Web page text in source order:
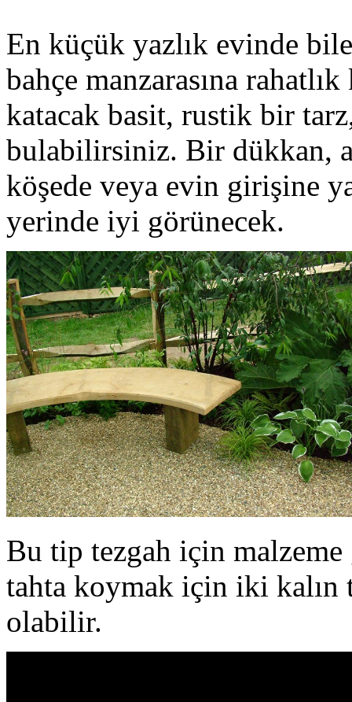
En küçük yazlık evinde
bahçe manzarasına
katacak basit, rustik bir
bulabilirsiniz. Bir dükkan,
köşede veya evin girişine
yerinde iyi görünecek.
Bu tip tezgah için
tahta koymak için iki kalın
olabilir.